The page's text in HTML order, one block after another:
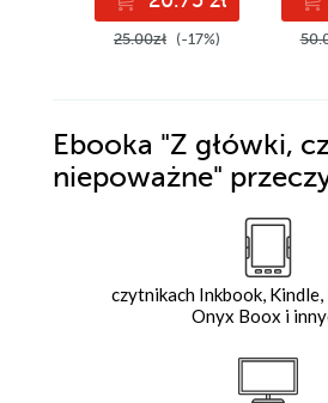
25.00zł (-17%)
Ebooka "Z główki,
niepoważne"
czytnikach Inkbook,
Onyx Boox i